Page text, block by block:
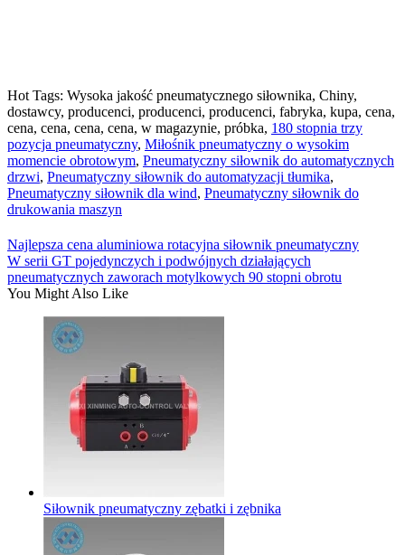
Hot Tags: Wysoka jakość pneumatycznego siłownika, Chiny,
dostawcy, producenci, producenci, producenci, fabryka, kupa, cena,
cena, cena, cena, cena, w magazynie, próbka, 180 stopnia trzy
pozycja pneumatyczny, Miłośnik pneumatyczny o wysokim
momencie obrotowym, Pneumatyczny siłownik do automatycznych
drzwi, Pneumatyczny siłownik do automatyzacji tłumika,
Pneumatyczny siłownik dla wind, Pneumatyczny siłownik do
drukowania maszyn
Najlepsza cena aluminiowa rotacyjna siłownik pneumatyczny
W serii GT pojedynczych i podwójnych działających
pneumatycznych zaworach motylkowych 90 stopni obrotu
You Might Also Like
Siłownik pneumatyczny zębatki i zębnika